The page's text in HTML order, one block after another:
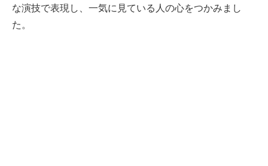
な演技で表現し、一気に見ている人の心をつかみまし
た。